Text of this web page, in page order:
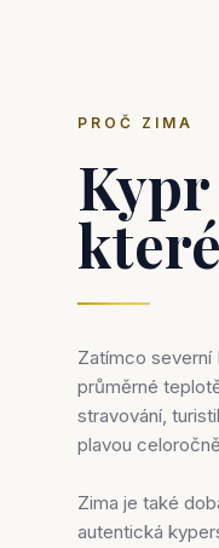
PROČ ZIMA
Zatímco severní
průměrné
stravování,
plavou
Zima je také
autentická